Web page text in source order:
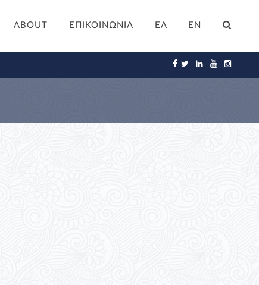
ABOUT ΕΠΙΚΟΙΝΩΝΙΑ ΕΛ EN